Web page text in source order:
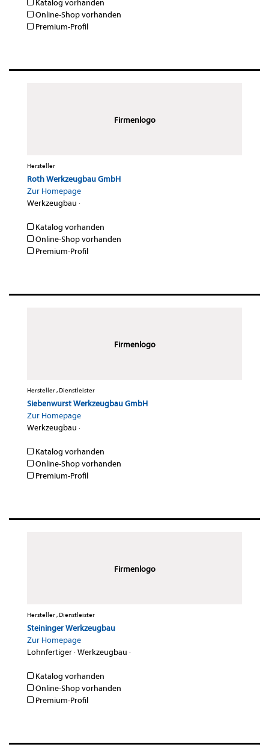
Katalog vorhanden
Online-Shop vorhanden
Premium-Profil
Firmenlogo
Hersteller
Roth Werkzeugbau GmbH
Zur Homepage
Werkzeugbau ·
Katalog vorhanden
Online-Shop vorhanden
Premium-Profil
Firmenlogo
Hersteller , Dienstleister
Siebenwurst Werkzeugbau GmbH
Zur Homepage
Werkzeugbau ·
Katalog vorhanden
Online-Shop vorhanden
Premium-Profil
Firmenlogo
Hersteller , Dienstleister
Steininger Werkzeugbau
Zur Homepage
Lohnfertiger·Werkzeugbau ·
Katalog vorhanden
Online-Shop vorhanden
Premium-Profil